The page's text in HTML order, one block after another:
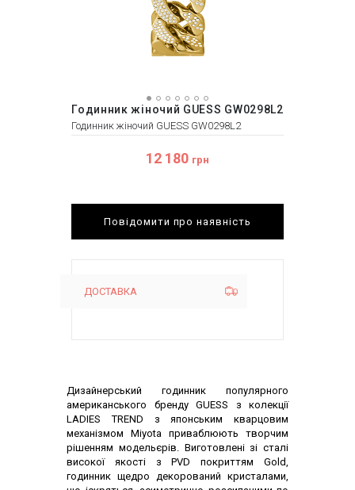
Годинник жіночий GUESS GW0298L2
Годинник жіночий GUESS GW0298L2
12 180 грн
Повідомити про наявність
ДОСТАВКА
Опис товару
Дизайнерський годинник популярного
американського бренду GUESS з колекції
LADIES TREND з японським кварцовим
механізмом Miyota приваблюють творчим
рішенням модельєрів. Виготовлені зі сталі
високої якості з PVD покриттям Gold,
годинник щедро декорований кристалами,